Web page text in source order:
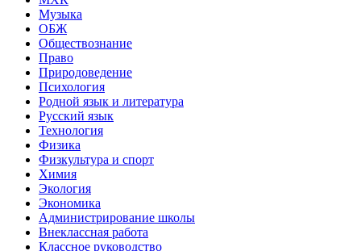
Музыка
ОБЖ
Обществознание
Право
Природоведение
Психология
Родной язык и литература
Русский язык
Технология
Физика
Физкультура и спорт
Химия
Экология
Экономика
Администрирование школы
Внеклассная работа
Классное руководство